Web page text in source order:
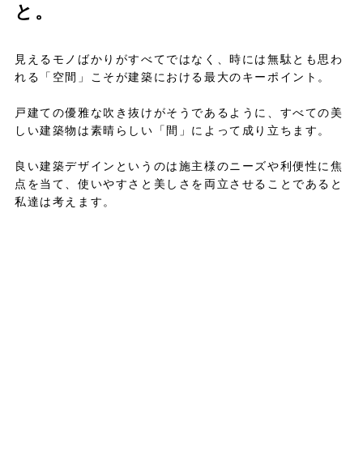
と。
見えるモノばかりがすべてではなく、時には無駄とも思わ
れる「空間」こそが建築における最大のキーポイント。
戸建ての優雅な吹き抜けがそうであるように、すべての美
しい建築物は素晴らしい「間」によって成り立ちます。
良い建築デザインというのは施主様のニーズや利便性に焦
点を当て、使いやすさと美しさを両立させることであると
私達は考えます。